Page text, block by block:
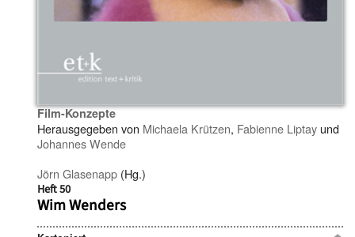
Film-Konzepte
Herausgegeben von Michaela Krützen, Fabienne Liptay und
Johannes Wende
Jörn Glasenapp (Hg.)
Heft 50
Wim Wenders